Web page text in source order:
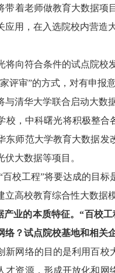
老师做教育大数据项目
应用，在入选院校内营造
符合条件的试点院校发
评审”的方式，对有申报
华大学联合启动大数
中科曙光将积极整合
东师范大学教育大数据
大数据等项目。
工程”将要达成的目标
立高校教育综合性大数据
产业的本质特征。“百校
络？试点院校基地和相关
网络的目的是利用百校
才资源，形成开放化和